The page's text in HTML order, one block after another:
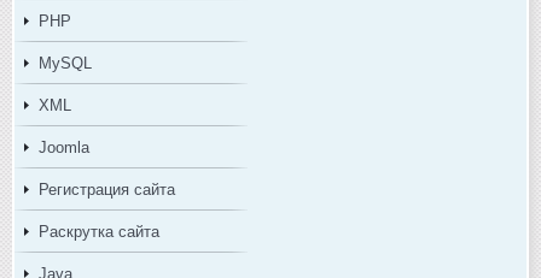
PHP
MySQL
XML
Joomla
Регистрация сайта
Раскрутка сайта
Java